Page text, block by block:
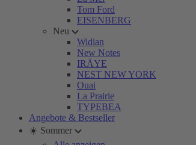
Tom Ford
EISENBERG
Neu
Widian
New Notes
IRÄYE
NEST NEW YORK
Ouai
La Prairie
TYPEBEA
Angebote & Bestseller
☀️ Sommer